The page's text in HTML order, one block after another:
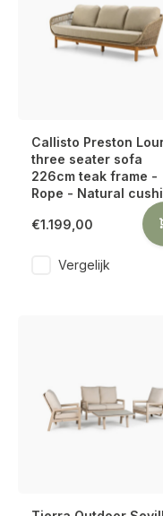
Callisto Preston
three seater sofa
226cm teak frame -
Rope - Natural
€1.199,00
Vergelijk